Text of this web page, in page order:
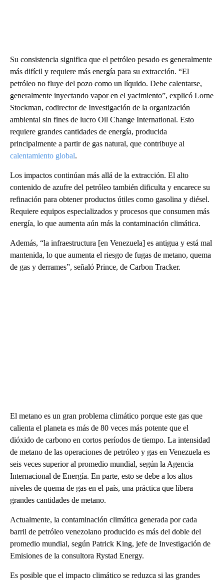
Su consistencia significa que el petróleo pesado es generalmente
más difícil y requiere más energía para su extracción. “El
petróleo no fluye del pozo como un líquido. Debe calentarse,
generalmente inyectando vapor en el yacimiento”, explicó Lorne
Stockman, codirector de Investigación de la organización
ambiental sin fines de lucro Oil Change International. Esto
requiere grandes cantidades de energía, producida
principalmente a partir de gas natural, que contribuye al
calentamiento global.
Los impactos continúan más allá de la extracción. El alto
contenido de azufre del petróleo también dificulta y encarece su
refinación para obtener productos útiles como gasolina y diésel.
Requiere equipos especializados y procesos que consumen más
energía, lo que aumenta aún más la contaminación climática.
Además, “la infraestructura [en Venezuela] es antigua y está mal
mantenida, lo que aumenta el riesgo de fugas de metano, quema
de gas y derrames”, señaló Prince, de Carbon Tracker.
El metano es un gran problema climático porque este gas que
calienta el planeta es más de 80 veces más potente que el
dióxido de carbono en cortos períodos de tiempo. La intensidad
de metano de las operaciones de petróleo y gas en Venezuela es
seis veces superior al promedio mundial, según la Agencia
Internacional de Energía. En parte, esto se debe a los altos
niveles de quema de gas en el país, una práctica que libera
grandes cantidades de metano.
Actualmente, la contaminación climática generada por cada
barril de petróleo venezolano producido es más del doble del
promedio mundial, según Patrick King, jefe de Investigación de
Emisiones de la consultora Rystad Energy.
Es posible que el impacto climático se reduzca si las grandes